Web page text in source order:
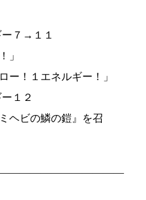
７→１１
」
ー！１エネルギー！」
１２
ヘビの鱗の鎧』を召